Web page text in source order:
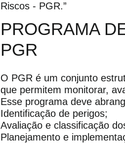
Riscos - PGR.”
PROGRAMA
PGR
O PGR é um conjunto
que permitem monitorar,
Esse programa deve
Identificação de perigos;
Avaliação e classificação
Planejamento e